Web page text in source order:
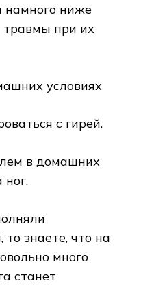
намного ниже
травмы при их
с гирей.
в домашних
знаете, что на
много
станет